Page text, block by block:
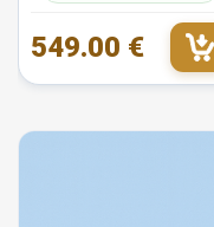
549.00 €